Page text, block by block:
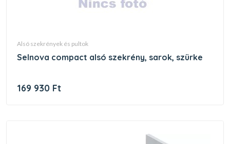
alsó szekrények és pultok
selnova compact alsó szekrény, sarok, szürke
169 930 Ft